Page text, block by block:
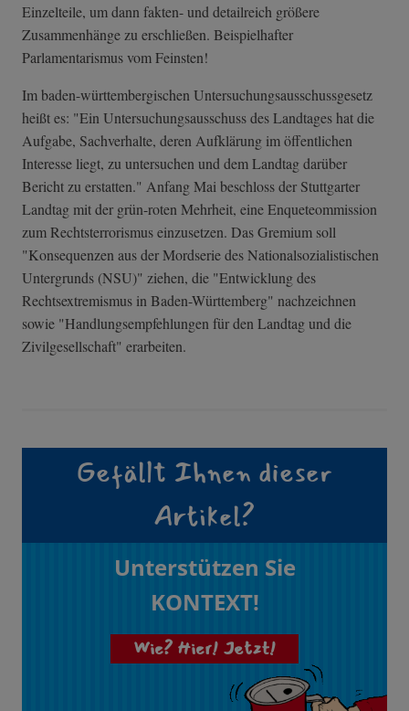
Einzelteile, um dann fakten- und detailreich größere
Zusammenhänge zu erschließen. Beispielhafter
Parlamentarismus vom Feinsten!
Im baden-württembergischen Untersuchungsausschussgesetz
heißt es: "Ein Untersuchungsausschuss des Landtages hat die
Aufgabe, Sachverhalte, deren Aufklärung im öffentlichen
Interesse liegt, zu untersuchen und dem Landtag darüber
Bericht zu erstatten." Anfang Mai beschloss der Stuttgarter
Landtag mit der grün-roten Mehrheit, eine Enqueteommission
zum Rechtsterrorismus einzusetzen. Das Gremium soll
"Konsequenzen aus der Mordserie des Nationalsozialistischen
Untergrunds (NSU)" ziehen, die "Entwicklung des
Rechtsextremismus in Baden-Württemberg" nachzeichnen
sowie "Handlungsempfehlungen für den Landtag und die
Zivilgesellschaft" erarbeiten.
Gefällt Ihnen dieser
Artikel?
Unterstützen Sie
KONTEXT!
Wie? Hier! Jetzt!